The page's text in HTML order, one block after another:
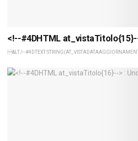
<!--#4DHTML
&LT;!--#4DTEXT